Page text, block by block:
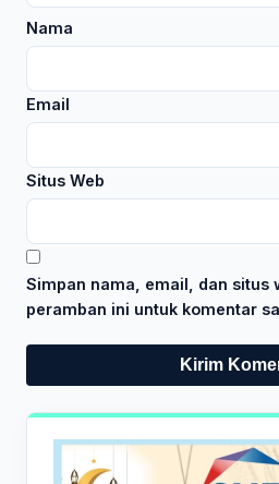
Nama
Email
Situs Web
Simpan nama, email, dan situs
peramban ini untuk komentar